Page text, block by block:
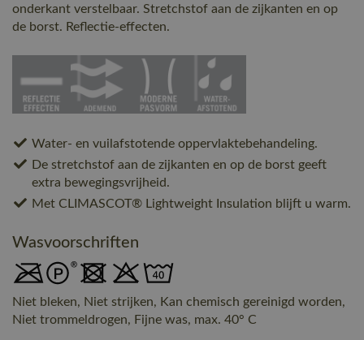
onderkant verstelbaar. Stretchstof aan de zijkanten en op
de borst. Reflectie-effecten.
Water- en vuilafstotende oppervlaktebehandeling.
De stretchstof aan de zijkanten en op de borst geeft
extra bewegingsvrijheid.
Met CLIMASCOT® Lightweight Insulation blijft u warm.
Wasvoorschriften
Niet bleken, Niet strijken, Kan chemisch gereinigd worden,
Niet trommeldrogen, Fijne was, max. 40° C